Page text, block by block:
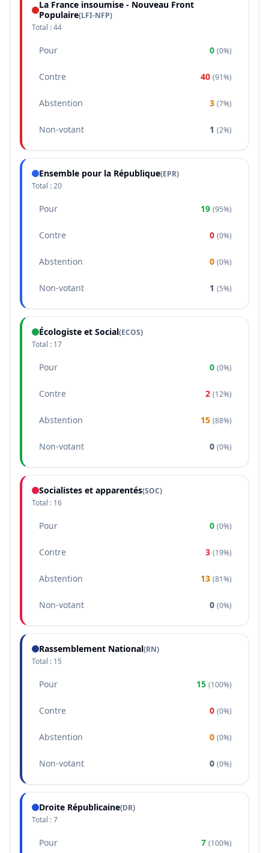
La France insoumise - Nouveau Front
Populaire(LFI-NFP)
Total :44
Pour 0 (0%)
Contre 40 (91%)
Abstention 3 (7%)
Non-votant 1 (2%)
Ensemble pour la République(EPR)
Total :20
Pour 19 (95%)
Contre 0 (0%)
Abstention 0 (0%)
Non-votant 1 (5%)
Écologiste et Social(ECOS)
Total : 17
Pour 0 (0%)
Contre 2 (12%)
Abstention 15 (88%)
Non-votant 0 (0%)
Socialistes et apparentés(SOC)
Total : 16
Pour 0 (0%)
Contre 3 (19%)
Abstention 13 (81%)
Non-votant 0 (0%)
Rassemblement National(RN)
Total : 15
Pour 15 (100%)
Contre 0 (0%)
Abstention 0 (0%)
Non-votant 0 (0%)
Droite Républicaine(DR)
Total :7
Pour 7 (100%)